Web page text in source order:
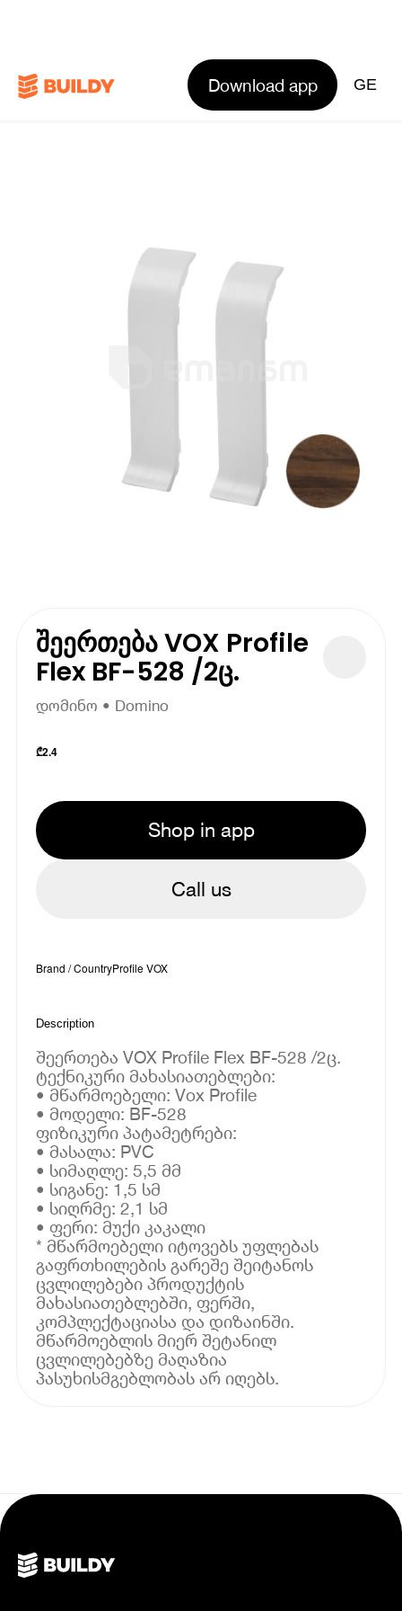
Download app GE
შეერთება VOX Profile
Flex BF-528 /2ც.
დომინო • Domino
₾2.4
Shop in app
Call us
Brand / CountryProfile VOX
Description
შეერთება VOX Profile Flex BF-528 /2ც.
ტექნიკური მახასიათებლები:
• მწარმოებელი: Vox Profile
• მოდელი: BF-528
ფიზიკური პატამეტრები:
• მასალა: PVC
• სიმაღლე: 5,5 მმ
• სიგანე: 1,5 სმ
• სიღრმე: 2,1 სმ
• ფერი: მუქი კაკალი
* მწარმოებელი იტოვებს უფლებას
გაფრთხილების გარეშე შეიტანოს
ცვლილებები პროდუქტის
მახასიათებლებში, ფერში,
კომპლექტაციასა და დიზაინში.
მწარმოებლის მიერ შეტანილ
ცვლილებებზე მაღაზია
პასუხისმგებლობას არ იღებს.